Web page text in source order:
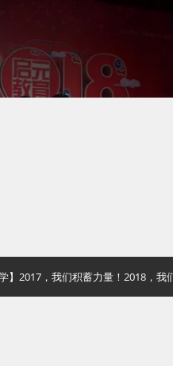
】2017，我们积蓄力量！2018，我